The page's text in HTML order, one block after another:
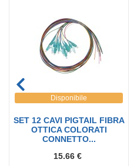
Disponibile
SET 12 CAVI PIGTAIL FIBRA
OTTICA COLORATI
CONNETTO...
15.66 €